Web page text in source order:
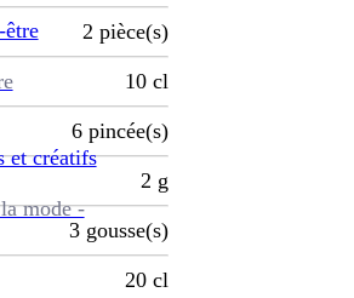
et créatifs
mode -
2 pièce(s)
10 cl
6 pincée(s)
2 g
3 gousse(s)
20 cl